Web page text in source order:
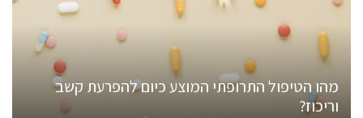
מהו הטיפול התרופתי המוצע כיום להפרעת קשב
וריכוז?